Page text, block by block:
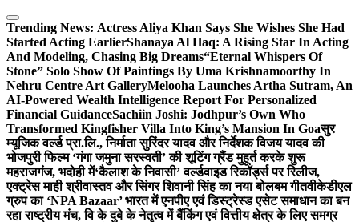
Skip
to
content
Trending News: Actress Aliya Khan Says She Wishes She Had
Started Acting EarlierShanaya Al Haq: A Rising Star In Acting
And Modeling, Chasing Big Dreams“Eternal Whispers Of
Stone” Solo Show Of Paintings By Uma Krishnamoorthy In
Nehru Centre Art GalleryMelooha Launches Artha Sutram, An
AI-Powered Wealth Intelligence Report For Personalized
Financial GuidanceSachiin Joshi: Jodhpur’s Own Who
Transformed Kingfisher Villa Into King’s Mansion In Goaसुर
म्यूजिक वर्ल्ड प्रा.लि., निर्माता सुरिंदर यादव और निर्देशक विजय यादव की
भोजपुरी फिल्म ‘गंगा जमुना सरस्वती’ की शूटिंग ग्रैंड मुहूर्त करके शुरू
महराजगंज, भदोही में‘कैलाश के निवासी’ वर्ल्डवाइड रिकॉर्ड्स पर रिलीज,
एक्ट्रेस माही श्रीवास्तव और सिंगर शिवानी सिंह का नया बोलबम गीतवीकेडीएल
ग्रुप का ‘NPA Bazaar’ भारत में एनपीए एवं डिस्ट्रेस्ड एसेट समाधान का बन
रहा राष्ट्रीय मंच, वि के दुबे के नेतृत्व में बैंकिंग एवं वित्तीय क्षेत्र के लिए समग्र